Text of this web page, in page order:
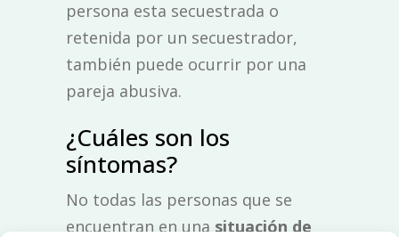
persona esta secuestrada o
retenida por un secuestrador,
también puede ocurrir por una
pareja abusiva.
¿Cuáles son los
síntomas?
No todas las personas que se
encuentran en una situación de